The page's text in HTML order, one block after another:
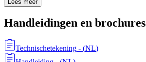
Lees meer
Handleidingen en brochures
Technischetekening - (NL)